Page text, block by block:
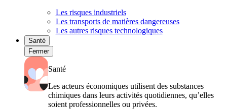
Les risques industriels
Les transports de matières dangereuses
Les autres risques technologiques
Santé
Fermer
Santé
Les acteurs économiques utilisent des substances
chimiques dans leurs activités quotidiennes, qu’elles
soient professionnelles ou privées.